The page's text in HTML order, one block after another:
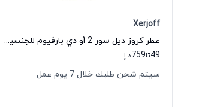
Xerjoff
عطر كروز ديل سور 2 أو دي بارفيوم للجنسين زيرجوف
49تا759د.إ.
سيتم شحن طلبك خلال 7 يوم عمل